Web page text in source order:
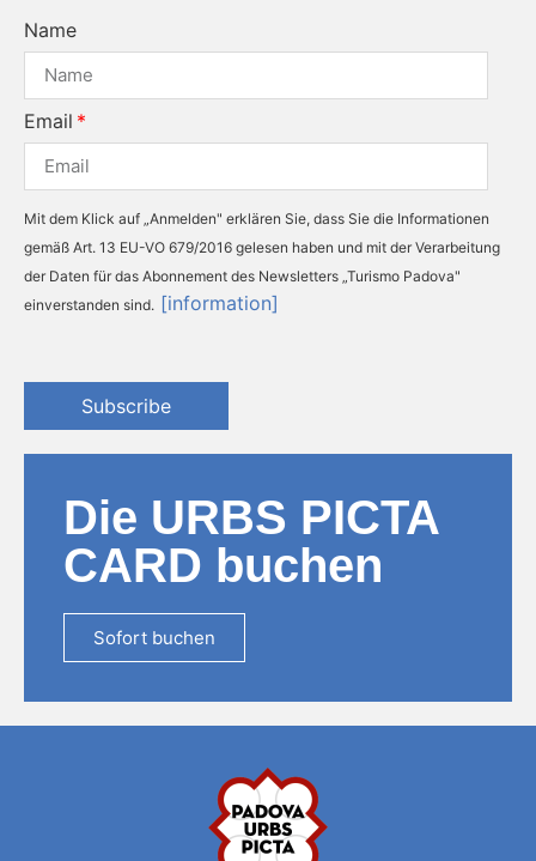
Name
Email
Mit dem Klick auf „Anmelden" erklären Sie, dass Sie die Informationen
gemäß Art. 13 EU-VO 679/2016 gelesen haben und mit der Verarbeitung
der Daten für das Abonnement des Newsletters „Turismo Padova"
einverstanden sind. [information]
Subscribe
Die URBS PICTA
CARD buchen
Sofort buchen